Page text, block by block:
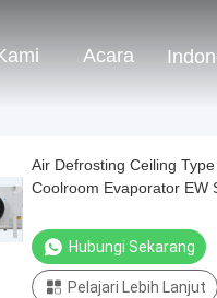
Acara
Air Defrosting Ceiling
Coolroom Evaporator EW
Hubungi Sekarang
Pelajari Lebih Lanjut